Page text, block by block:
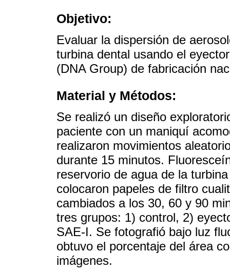
Objetivo:
Evaluar la dispersión de
turbina dental usando el
(DNA Group) de fabricación
Material y Métodos:
Se realizó un diseño
paciente con un maniquí
realizaron movimientos
durante 15 minutos.
reservorio de agua de la
colocaron papeles de filtro
cambiados a los 30, 60 y 90
tres grupos: 1) control, 2)
SAE-I. Se fotografió bajo luz
obtuvo el porcentaje del área
imágenes.